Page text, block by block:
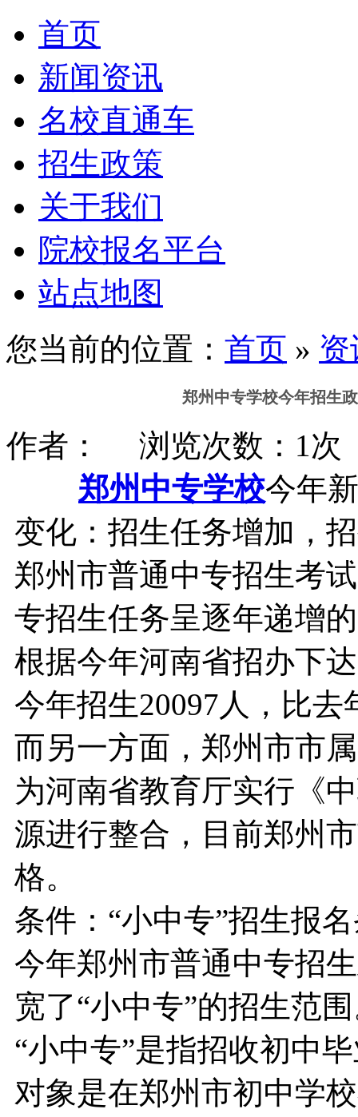
首页
新闻资讯
名校直通车
招生政策
关于我们
院校报名平台
站点地图
您当前的位置： 首页 » 资
郑州中专学校今年招生
作者： 浏览次数：1次
郑州中专学校今年
变化：招生任务增加，
郑州市普通中专招生考
专招生任务呈逐年递增
根据今年河南省招办下
今年招生20097人，比去
而另一方面，郑州市市
为河南省教育厅实行《
源进行整合，目前郑州
格。
条件：“小中专”招生报
今年郑州市普通中专招
宽了“小中专”的招生范
“小中专”是指招收初中
对象是在郑州市初中学